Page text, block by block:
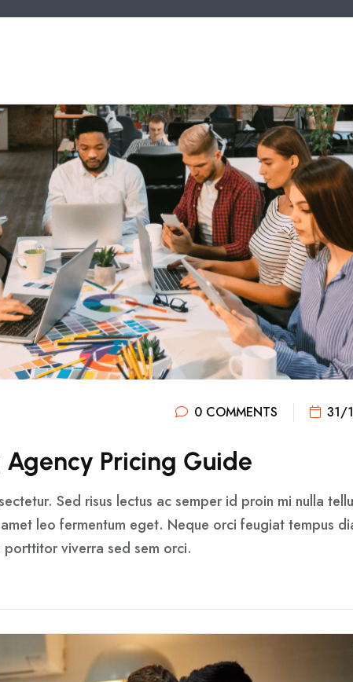
0 COMMENTS 31/
AGENCY PRICING GUIDE
Sed risus lectus ac semper id proin mi nulla
leo fermentum eget. Neque orci feugiat tempus
viverra sed sem orci.